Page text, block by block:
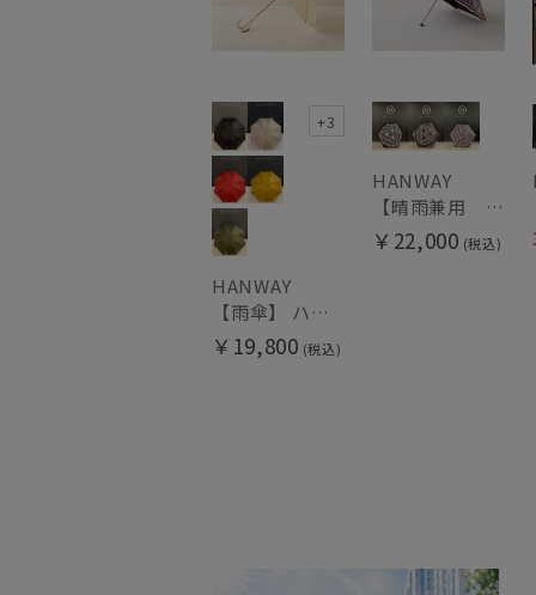
+3
HANWAY
【雨傘】 ハンウェイ （HANWAY） Couturier クチュリエ 長傘 日本製
￥19,800 (税込)
HANWAY
【晴雨兼用 折りたたみ日傘】ハンウェイ（ＨＡＮＷＡＹ）Vestido de frida（べスティード・デ・フリーダ）
￥22,000 (税込)